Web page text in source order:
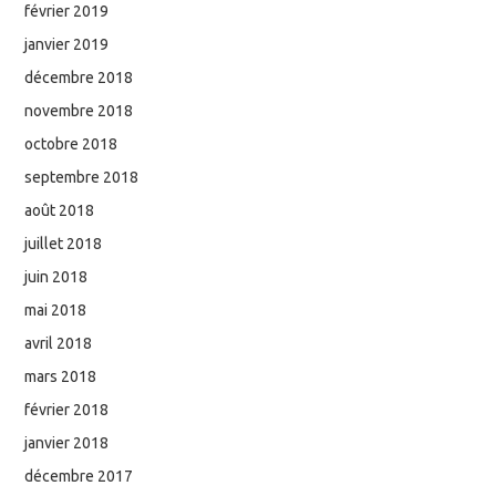
février 2019
janvier 2019
décembre 2018
novembre 2018
octobre 2018
septembre 2018
août 2018
juillet 2018
juin 2018
mai 2018
avril 2018
mars 2018
février 2018
janvier 2018
décembre 2017